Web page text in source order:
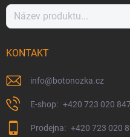
KONTAKT
info@botonozka.cz
+420 723 020 847
+420 723 020